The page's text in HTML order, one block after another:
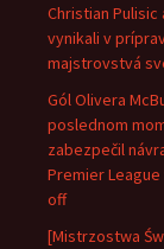
Christian Pulisic
vynikali v
majstrovstvá
Gól Olivera
poslednom
zabezpečil
Premier
off
[Mistrzostwa